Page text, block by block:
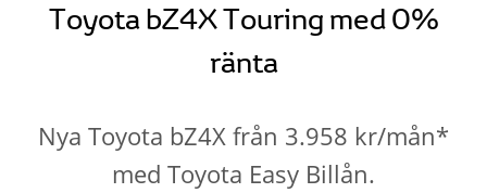
Toyota bZ4X Touring med 0%
ränta
Nya Toyota bZ4X från 3.958 kr/mån*
med Toyota Easy Billån.